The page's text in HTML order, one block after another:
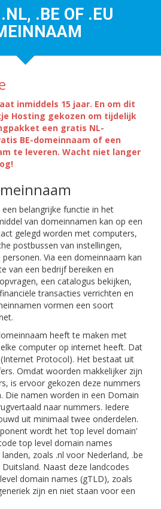
.BE OF .EU
inmiddels 15 jaar. En om dit
Hosting gekozen om tijdelijk
een gratis NL-
BE-domeinnaam of een
te leveren. Wacht niet langer
belangrijke functie in het
van domeinnamen kan op een
gelegd worden met computers,
postbussen van instellingen,
Via een domeinnaam kan
van een bedrijf bereiken en
een catalogus bekijken,
transacties verrichten en
vormen een soort
heeft te maken met
computer op internet heeft. Dat
Protocol). Het bestaat uit
Omdat woorden makkelijker zijn
is ervoor gekozen deze nummers
Die namen worden in een Domain
naar nummers. Iedere
uit minimaal twee onderdelen.
wordt het ‘top level domain’
top level domain names
zoals .nl voor Nederland, .be
Naast deze landcodes
domain names (gTLD), zoals
zijn en niet staan voor een